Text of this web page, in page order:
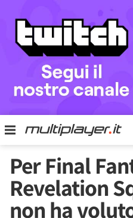
Per Final
Revelation
non ha